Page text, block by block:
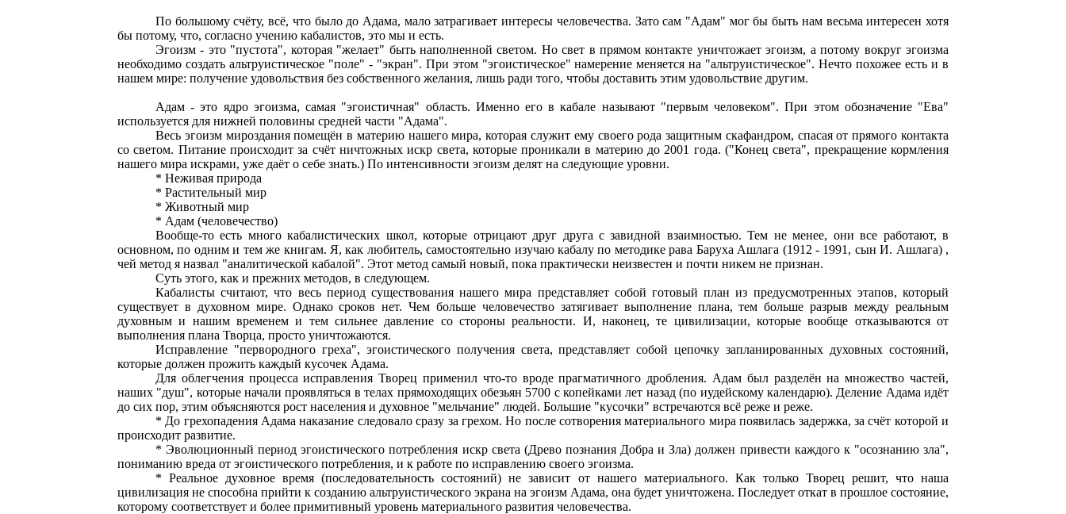
По большому счёту, всё, что было до Адама, мало затрагивает интересы человечества. Зато сам "Адам" мог бы быть нам весьма интересен хотя
бы потому, что, согласно учению кабалистов, это мы и есть.
Эгоизм - это "пустота", которая "желает" быть наполненной светом. Но свет в прямом контакте уничтожает эгоизм, а потому вокруг эгоизма
необходимо создать альтруистическое "поле" - "экран". При этом "эгоистическое" намерение меняется на "альтруистическое". Нечто похожее есть и в
нашем мире: получение удовольствия без собственного желания, лишь ради того, чтобы доставить этим удовольствие другим.
Адам - это ядро эгоизма, самая "эгоистичная" область. Именно его в кабале называют "первым человеком". При этом обозначение "Ева"
используется для нижней половины средней части "Адама".
Весь эгоизм мироздания помещён в материю нашего мира, которая служит ему своего рода защитным скафандром, спасая от прямого контакта
со светом. Питание происходит за счёт ничтожных искр света, которые проникали в материю до 2001 года. ("Конец света", прекращение кормления
нашего мира искрами, уже даёт о себе знать.) По интенсивности эгоизм делят на следующие уровни.
* Неживая природа
* Растительный мир
* Животный мир
* Адам (человечество)
Вообще-то есть много кабалистических школ, которые отрицают друг друга с завидной взаимностью. Тем не менее, они все работают, в
основном, по одним и тем же книгам. Я, как любитель, самостоятельно изучаю кабалу по методике рава Баруха Ашлага (1912 - 1991, сын И. Ашлага) ,
чей метод я назвал "аналитической кабалой". Этот метод самый новый, пока практически неизвестен и почти никем не признан.
Суть этого, как и прежних методов, в следующем.
Кабалисты считают, что весь период существования нашего мира представляет собой готовый план из предусмотренных этапов, который
существует в духовном мире. Однако сроков нет. Чем больше человечество затягивает выполнение плана, тем больше разрыв между реальным
духовным и нашим временем и тем сильнее давление со стороны реальности. И, наконец, те цивилизации, которые вообще отказываются от
выполнения плана Творца, просто уничтожаются.
Исправление "первородного греха", эгоистического получения света, представляет собой цепочку запланированных духовных состояний,
которые должен прожить каждый кусочек Адама.
Для облегчения процесса исправления Творец применил что-то вроде прагматичного дробления. Адам был разделён на множество частей,
наших "душ", которые начали проявляться в телах прямоходящих обезьян 5700 с копейками лет назад (по иудейскому календарю). Деление Адама идёт
до сих пор, этим объясняются рост населения и духовное "мельчание" людей. Большие "кусочки" встречаются всё реже и реже.
* До грехопадения Адама наказание следовало сразу за грехом. Но после сотворения материального мира появилась задержка, за счёт которой и
происходит развитие.
* Эволюционный период эгоистического потребления искр света (Древо познания Добра и Зла) должен привести каждого к "осознанию зла",
пониманию вреда от эгоистического потребления, и к работе по исправлению своего эгоизма.
* Реальное духовное время (последовательность состояний) не зависит от нашего материального. Как только Творец решит, что наша
цивилизация не способна прийти к созданию альтруистического экрана на эгоизм Адама, она будет уничтожена. Последует откат в прошлое состояние,
которому соответствует и более примитивный уровень материального развития человечества.